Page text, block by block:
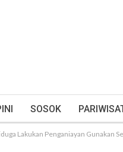
SOSOK
Lakukan Penganiayan Gunakan